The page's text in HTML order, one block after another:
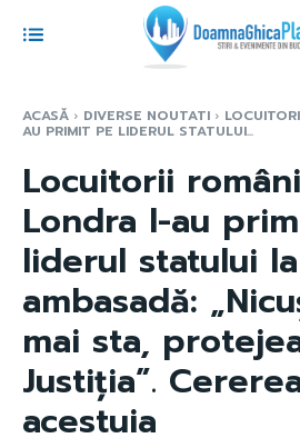
ACASĂ DIVERSE NOUTATI
AU PRIMIT PE LIDERUL STATULUI...
Locuitorii
Londra l-au
liderul statului la
ambasadă:
mai sta,
Justiția”.
acestuia